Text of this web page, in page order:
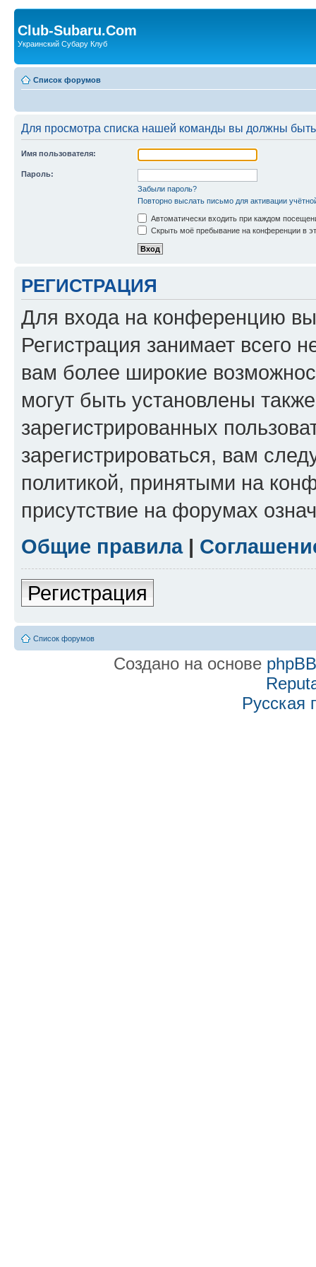
Club-Subaru.Com
Украинский Субару Клуб
Список форумов
Для просмотра списка нашей команды вы должны
Имя пользователя:
Пароль:
Забыли пароль?
Повторно выслать письмо для активации
Автоматически входить при каждом
Скрыть моё пребывание на конференции в
РЕГИСТРАЦИЯ
Для входа на конференцию
Регистрация занимает всего
вам более широкие
могут быть установлены
зарегистрированных
зарегистрироваться, вам
политикой, принятыми на
присутствие на форумах
Общие правила|
Регистрация
Список форумов
Создано на основе phpBB
Русская